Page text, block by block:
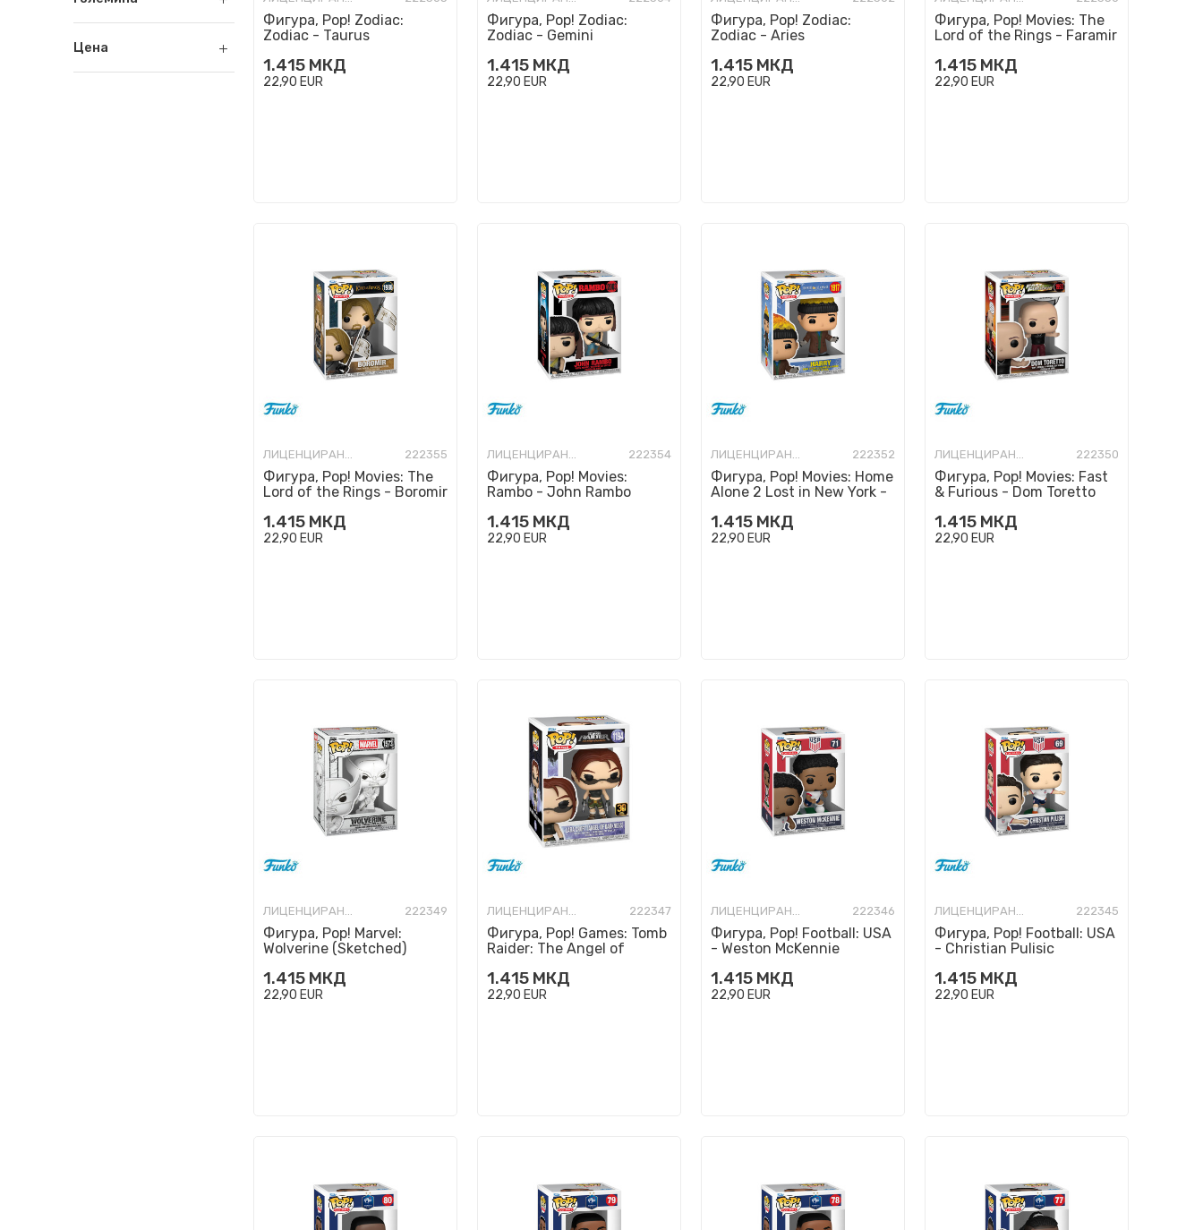
Цена
Фигура, Pop! Zodiac:
Zodiac - Taurus
1.415 МКД
22,90 EUR
Фигура, Pop! Zodiac:
Zodiac - Gemini
1.415 МКД
22,90 EUR
Фигура, Pop! Zodiac:
Zodiac - Aries
1.415 МКД
22,90 EUR
Фигура, Pop! Movies: The
Lord of the Rings - Faramir
1.415 МКД
22,90 EUR
ЛИЦЕНЦИРАНИ ФИГУРИ И СЕТОВИ 222355
Фигура, Pop! Movies: The
Lord of the Rings - Boromir
1.415 МКД
22,90 EUR
ЛИЦЕНЦИРАНИ ФИГУРИ И СЕТОВИ 222354
Фигура, Pop! Movies:
Rambo - John Rambo
1.415 МКД
22,90 EUR
ЛИЦЕНЦИРАНИ ФИГУРИ И СЕТОВИ 222352
Фигура, Pop! Movies: Home
Alone 2 Lost in New York -
1.415 МКД
22,90 EUR
ЛИЦЕНЦИРАНИ ФИГУРИ И СЕТОВИ 222350
Фигура, Pop! Movies: Fast
& Furious - Dom Toretto
1.415 МКД
22,90 EUR
ЛИЦЕНЦИРАНИ ФИГУРИ И СЕТОВИ 222349
Фигура, Pop! Marvel:
Wolverine (Sketched)
1.415 МКД
22,90 EUR
ЛИЦЕНЦИРАНИ ФИГУРИ И СЕТОВИ 222347
Фигура, Pop! Games: Tomb
Raider: The Angel of
1.415 МКД
22,90 EUR
ЛИЦЕНЦИРАНИ ФИГУРИ И СЕТОВИ 222346
Фигура, Pop! Football: USA
- Weston McKennie
1.415 МКД
22,90 EUR
ЛИЦЕНЦИРАНИ ФИГУРИ И СЕТОВИ 222345
Фигура, Pop! Football: USA
- Christian Pulisic
1.415 МКД
22,90 EUR